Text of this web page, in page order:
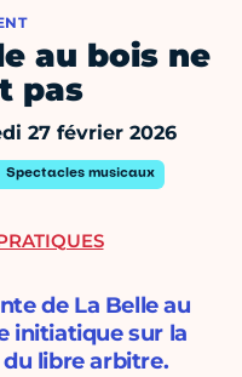
au bois ne
pas
27 février 2026
Spectacles musicaux
de La Belle au
initiatique sur la
libre arbitre.